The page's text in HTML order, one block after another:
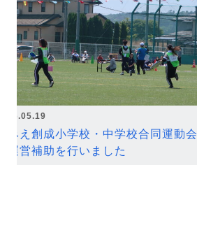
2026.05.19
なみえ創成小学校・中学校合同運動会
の運営補助を行いました